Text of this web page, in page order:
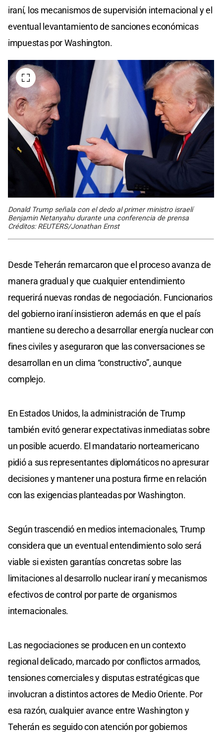
iraní, los mecanismos de supervisión internacional y el
eventual levantamiento de sanciones económicas
impuestas por Washington.
Donald Trump señala con el dedo al primer ministro israelí
Benjamin Netanyahu durante una conferencia de prensa
Créditos: REUTERS/Jonathan Ernst
Desde Teherán remarcaron que el proceso avanza de
manera gradual y que cualquier entendimiento
requerirá nuevas rondas de negociación. Funcionarios
del gobierno iraní insistieron además en que el país
mantiene su derecho a desarrollar energía nuclear con
fines civiles y aseguraron que las conversaciones se
desarrollan en un clima “constructivo”, aunque
complejo.
En Estados Unidos, la administración de Trump
también evitó generar expectativas inmediatas sobre
un posible acuerdo. El mandatario norteamericano
pidió a sus representantes diplomáticos no apresurar
decisiones y mantener una postura firme en relación
con las exigencias planteadas por Washington.
Según trascendió en medios internacionales, Trump
considera que un eventual entendimiento solo será
viable si existen garantías concretas sobre las
limitaciones al desarrollo nuclear iraní y mecanismos
efectivos de control por parte de organismos
internacionales.
Las negociaciones se producen en un contexto
regional delicado, marcado por conflictos armados,
tensiones comerciales y disputas estratégicas que
involucran a distintos actores de Medio Oriente. Por
esa razón, cualquier avance entre Washington y
Teherán es seguido con atención por gobiernos